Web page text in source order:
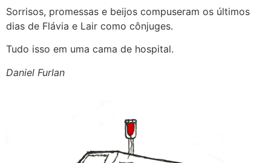
Sorrisos, promessas e beijos compuseram os últimos
dias de Flávia e Lair como cônjuges.
Tudo isso em uma cama de hospital.
Daniel Furlan